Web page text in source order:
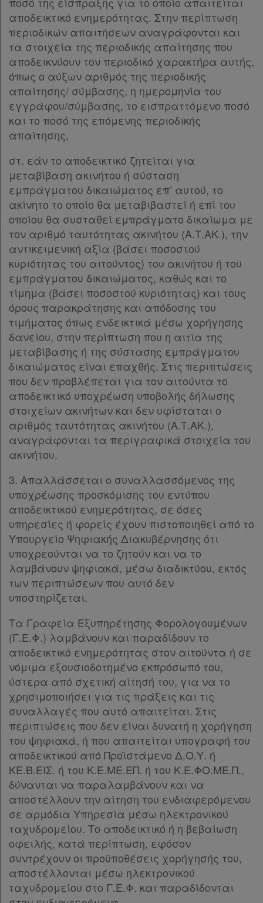
αποδεικτικό ενημερότητας. Στην περίπτωση
περιοδικών απαιτήσεων αναγράφονται και
τα στοιχεία της περιοδικής απαίτησης που
αποδεικνύουν τον περιοδικό χαρακτήρα αυτής,
όπως ο αύξων αριθμός της περιοδικής
απαίτησης/ σύμβασης, η ημερομηνία του
εγγράφου/σύμβασης, το εισπραττόμενο ποσό
και το ποσό της επόμενης περιοδικής
απαίτησης,
στ. εάν το αποδεικτικό ζητείται για
μεταβίβαση ακινήτου ή σύσταση
εμπράγματου δικαιώματος επ’ αυτού, το
ακίνητο το οποίο θα μεταβιβαστεί ή επί του
οποίου θα συσταθεί εμπράγματο δικαίωμα με
τον αριθμό ταυτότητας ακινήτου (Α.Τ.ΑΚ.), την
αντικειμενική αξία (βάσει ποσοστού
κυριότητας του αιτούντος) του ακινήτου ή του
εμπράγματου δικαιώματος, καθώς και το
τίμημα (βάσει ποσοστού κυριότητας) και τους
όρους παρακράτησης και απόδοσης του
τιμήματος όπως ενδεικτικά μέσω χορήγησης
δανείου, στην περίπτωση που η αιτία της
μεταβίβασης ή της σύστασης εμπράγματου
δικαιώματος είναι επαχθής. Στις περιπτώσεις
που δεν προβλέπεται για τον αιτούντα το
αποδεικτικό υποχρέωση υποβολής δήλωσης
στοιχείων ακινήτων και δεν υφίσταται ο
αριθμός ταυτότητας ακινήτου (Α.Τ.ΑΚ.),
αναγράφονται τα περιγραφικά στοιχεία του
ακινήτου.
3. Απαλλάσσεται ο συναλλασσόμενος της
υποχρέωσης προσκόμισης του εντύπου
αποδεικτικού ενημερότητας, σε όσες
υπηρεσίες ή φορείς έχουν πιστοποιηθεί από το
Υπουργείο Ψηφιακής Διακυβέρνησης ότι
υποχρεούνται να το ζητούν και να το
λαμβάνουν ψηφιακά, μέσω διαδικτύου, εκτός
των περιπτώσεων που αυτό δεν
υποστηρίζεται.
Τα Γραφεία Εξυπηρέτησης Φορολογουμένων
(Γ.Ε.Φ.) λαμβάνουν και παραδίδουν το
αποδεικτικό ενημερότητας στον αιτούντα ή σε
νόμιμα εξουσιοδοτημένο εκπρόσωπό του,
ύστερα από σχετική αίτησή του, για να το
χρησιμοποιήσει για τις πράξεις και τις
συναλλαγές που αυτό απαιτείται. Στις
περιπτώσεις που δεν είναι δυνατή η χορήγηση
του ψηφιακά, ή που απαιτείται υπογραφή του
αποδεικτικού από Προϊστάμενο Δ.Ο.Υ. ή
ΚΕ.Β.ΕΙΣ. ή του Κ.Ε.ΜΕ.ΕΠ. ή του Κ.Ε.ΦΟ.ΜΕ.Π.,
δύνανται να παραλαμβάνουν και να
αποστέλλουν την αίτηση του ενδιαφερόμενου
σε αρμόδια Υπηρεσία μέσω ηλεκτρονικού
ταχυδρομείου. Το αποδεικτικό ή η βεβαίωση
οφειλής, κατά περίπτωση, εφόσον
συντρέχουν οι προϋποθέσεις χορήγησής του,
αποστέλλονται μέσω ηλεκτρονικού
ταχυδρομείου στο Γ.Ε.Φ. και παραδίδονται